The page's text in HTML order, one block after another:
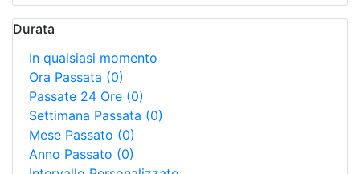
Durata
In qualsiasi momento
Ora Passata (0)
Passate 24 Ore (0)
Settimana Passata (0)
Mese Passato (0)
Anno Passato (0)